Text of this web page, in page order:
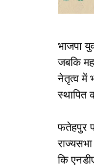
भाजपा
जबकि
नेतृत्व में
स्थापित
फतेहपुर
कि